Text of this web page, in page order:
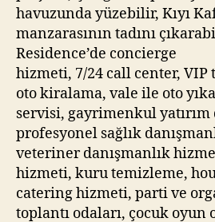
havuzunda yüzebilir, Kıyı
manzarasının tadını
Residence’de concierge
hizmeti, 7/24 call center,
oto kiralama, vale ile oto
servisi, gayrimenkul yatırım
profesyonel sağlık
veteriner danışmanlık
hizmeti, kuru temizleme,
catering hizmeti, parti ve
toplantı odaları, çocuk oyun